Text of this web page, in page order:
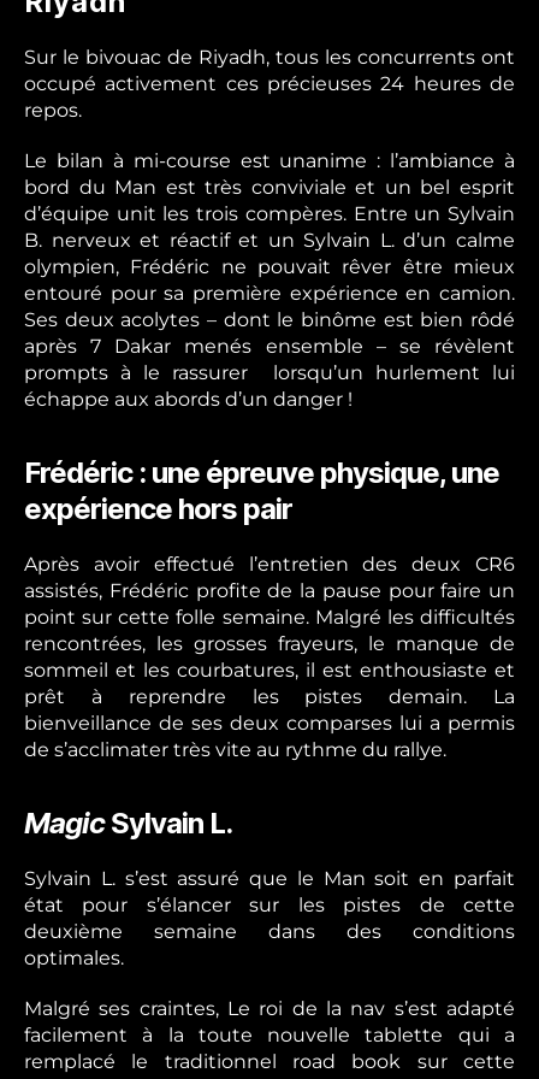
Sur le bivouac de Riyadh, tous les concurrents ont
occupé activement ces précieuses 24 heures de
repos.
Le bilan à mi-course est unanime : l’ambiance à
bord du Man est très conviviale et un bel esprit
d’équipe unit les trois compères. Entre un Sylvain
B. nerveux et réactif et un Sylvain L. d’un calme
olympien, Frédéric ne pouvait rêver être mieux
entouré pour sa première expérience en camion.
Ses deux acolytes – dont le binôme est bien rôdé
après 7 Dakar menés ensemble – se révèlent
prompts à le rassurer lorsqu’un hurlement lui
échappe aux abords d’un danger !
Frédéric : une épreuve physique, une
expérience hors pair
Après avoir effectué l’entretien des deux CR6
assistés, Frédéric profite de la pause pour faire un
point sur cette folle semaine. Malgré les difficultés
rencontrées, les grosses frayeurs, le manque de
sommeil et les courbatures, il est enthousiaste et
prêt à reprendre les pistes demain. La
bienveillance de ses deux comparses lui a permis
de s’acclimater très vite au rythme du rallye.
MagicSylvain L.
Sylvain L. s’est assuré que le Man soit en parfait
état pour s’élancer sur les pistes de cette
deuxième semaine dans des conditions
optimales.
Malgré ses craintes, Le roi de la nav s’est adapté
facilement à la toute nouvelle tablette qui a
remplacé le traditionnel road book sur cette